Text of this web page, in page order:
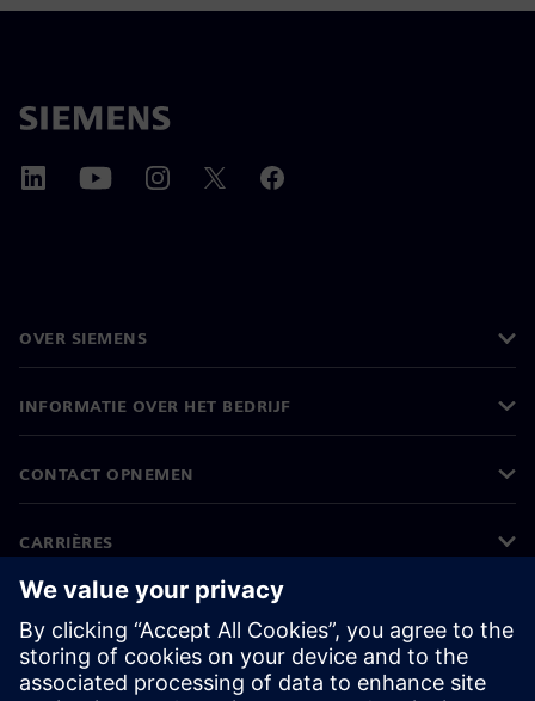
OVER SIEMENS
INFORMATIE OVER HET BEDRIJF
CONTACT OPNEMEN
CARRIÈRES
©Siemens 2026
Bedrijfsinformatie